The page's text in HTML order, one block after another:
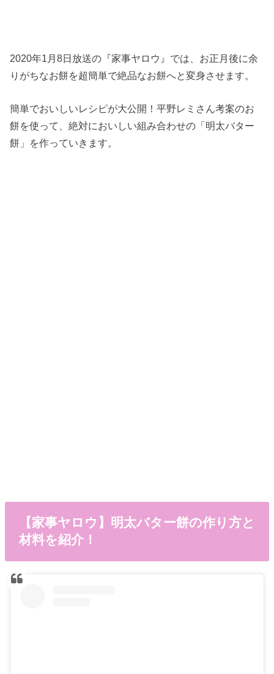
2020年1月8日放送の『家事ヤロウ』では、お正月後に余
りがちなお餅を超簡単で絶品なお餅へと変身させます。
簡単でおいしいレシピが大公開！平野レミさん考案のお
餅を使って、絶対においしい組み合わせの「明太バター
餅」を作っていきます。
【家事ヤロウ】明太バター餅の作り方と
材料を紹介！